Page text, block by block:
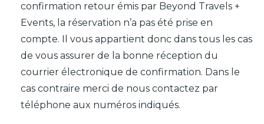
confirmation retour émis par Beyond Travels +
Events, la réservation n’a pas été prise en
compte. Il vous appartient donc dans tous les cas
de vous assurer de la bonne réception du
courrier électronique de confirmation. Dans le
cas contraire merci de nous contactez par
téléphone aux numéros indiqués.